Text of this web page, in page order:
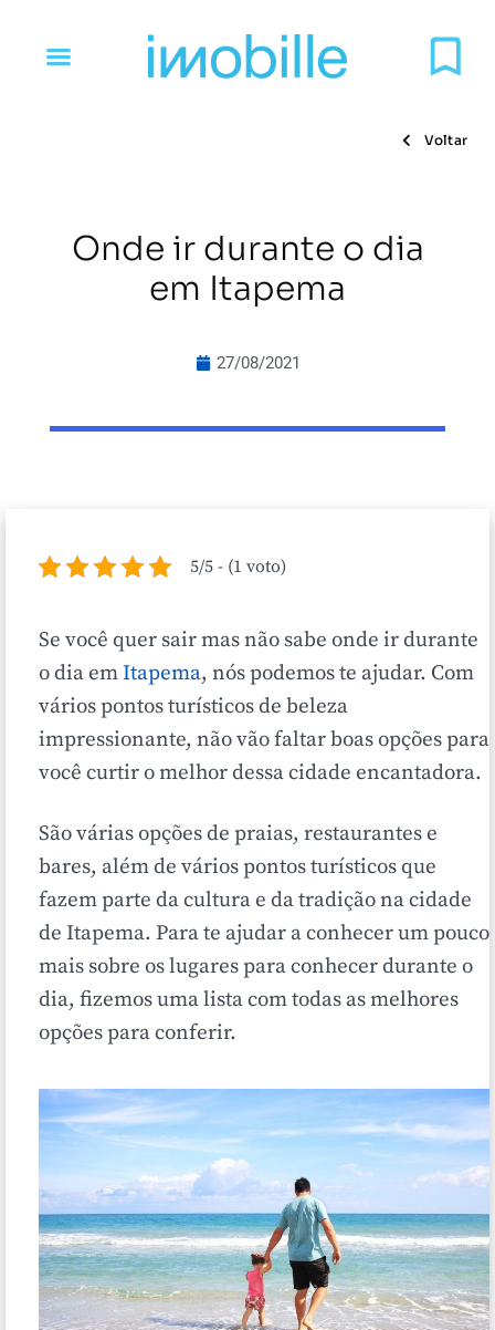
Voltar
Onde ir durante o dia
em Itapema
27/08/2021
5/5 - (1 voto)
Se você quer sair mas não sabe onde ir durante
o dia emItapema, nós podemos te ajudar. Com
vários pontos turísticos de beleza
impressionante, não vão faltar boas opções para
você curtir o melhor dessa cidade encantadora.
São várias opções de praias, restaurantes e
bares, além de vários pontos turísticos que
fazem parte da cultura e da tradição na cidade
de Itapema. Para te ajudar a conhecer um pouco
mais sobre os lugares para conhecer durante o
dia, fizemos uma lista com todas as melhores
opções para conferir.